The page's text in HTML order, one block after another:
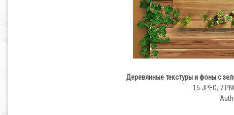
Деревянные текстуры и фоны c
15 JPEG, 7